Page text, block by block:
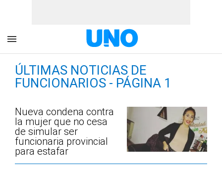
ÚLTIMAS NOTICIAS DE
FUNCIONARIOS - PÁGINA 1
Nueva condena contra
la mujer que no cesa
de simular ser
funcionaria provincial
para estafar